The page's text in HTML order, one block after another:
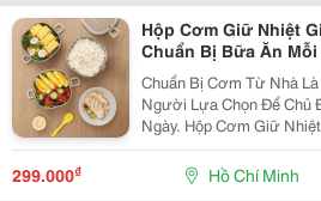
Hộp Cơm Giữ Nhiệt
Chuẩn Bị Bữa Ăn Mỗi
Chuẩn Bị Cơm Từ Nhà
Người Lựa Chọn Để Chủ
Ngày. Hộp Cơm Giữ
Ăn Trở Nên Thuận Tiện
Sinh Viên, Nhân Viên
Thường Xuyên Di...
299.000₫ Hồ Chí Minh